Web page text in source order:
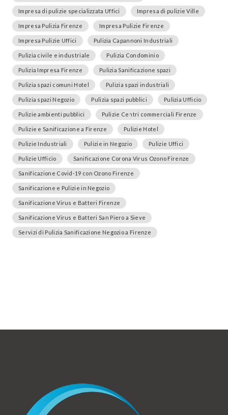
Impresa di pulizie specializzata Uffici Impresa di pulizie Ville
Impresa Pulizia Firenze Impresa Pulizie Firenze
Impresa Pulizie Uffici Pulizia Capannoni Industriali
Pulizia civile e industriale Pulizia Condominio
Pulizia Impresa Firenze Pulizia Sanificazione spazi
Pulizia spazi comuni Hotel Pulizia spazi industriali
Pulizia spazi Negozio Pulizia spazi pubblici Pulizia Ufficio
Pulizie ambienti pubblici Pulizie Centri commerciali Firenze
Pulizie e Sanificazione a Firenze Pulizie Hotel
Pulizie Industriali Pulizie in Negozio Pulizie Uffici
Pulizie Ufficio Sanificazione Corona Virus Ozono Firenze
Sanificazione Covid-19 con Ozono Firenze
Sanificazione e Pulizie in Negozio
Sanificazione Virus e Batteri Firenze
Sanificazione Virus e Batteri San Piero a Sieve
Servizi di Pulizia Sanificazione Negozio a Firenze